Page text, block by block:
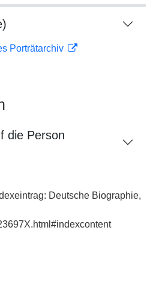
Porträtarchiv
die Person
Deutsche Biographie,